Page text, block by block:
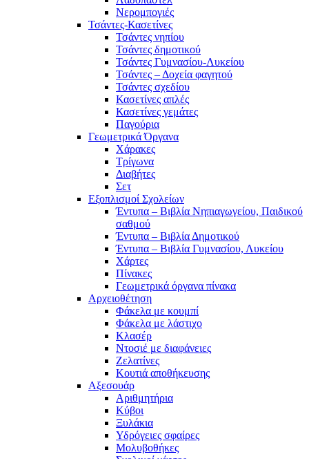
Νερομπογιές
Τσάντες-Κασετίνες
Τσάντες νηπίου
Τσάντες δημοτικού
Τσάντες Γυμνασίου-Λυκείου
Τσάντες – Δοχεία φαγητού
Τσάντες σχεδίου
Κασετίνες απλές
Κασετίνες γεμάτες
Παγούρια
Γεωμετρικά Όργανα
Χάρακες
Τρίγωνα
Διαβήτες
Σετ
Εξοπλισμοί Σχολείων
Έντυπα – Βιβλία Νηπιαγωγείου, Παιδικού
σαθμού
Έντυπα – Βιβλία Δημοτικού
Έντυπα – Βιβλία Γυμνασίου, Λυκείου
Χάρτες
Πίνακες
Γεωμετρικά όργανα πίνακα
Αρχειοθέτηση
Φάκελα με κουμπί
Φάκελα με λάστιχο
Κλασέρ
Ντοσιέ με διαφάνειες
Ζελατίνες
Κουτιά αποθήκευσης
Αξεσουάρ
Αριθμητήρια
Κύβοι
Ξυλάκια
Υδρόγειες σφαίρες
Μολυβοθήκες